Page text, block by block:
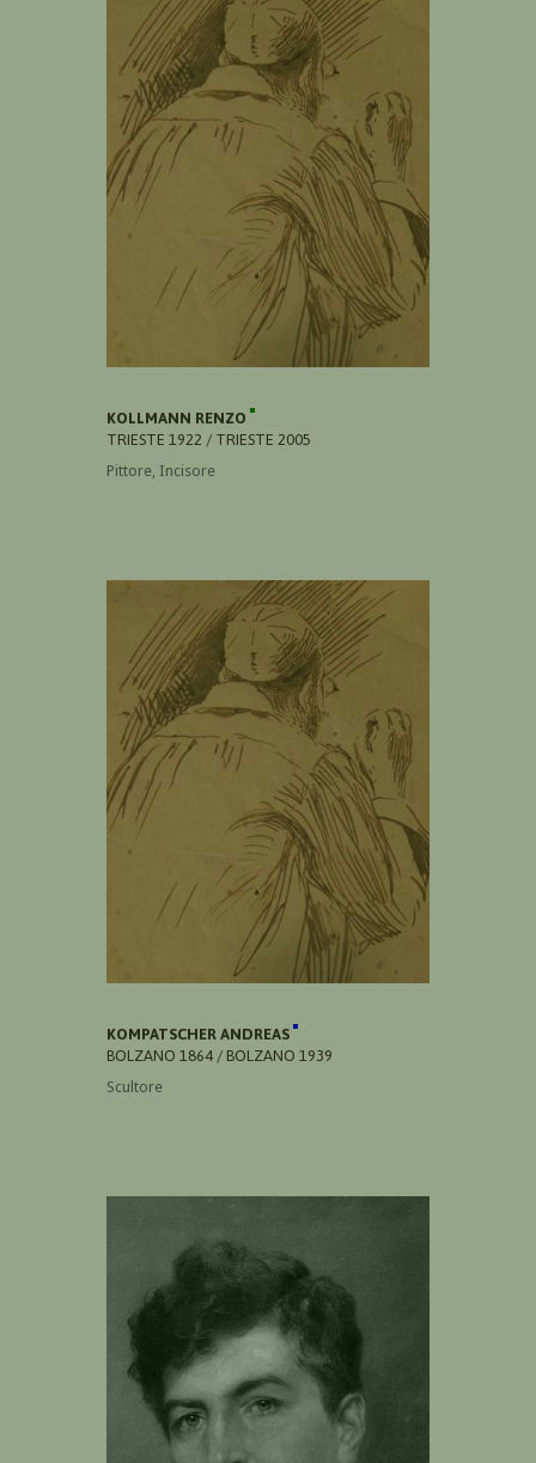
KOLLMANN RENZO
TRIESTE 1922 / TRIESTE 2005
Pittore, Incisore
KOMPATSCHER ANDREAS
BOLZANO 1864 / BOLZANO 1939
Scultore